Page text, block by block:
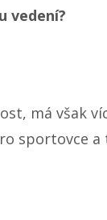
vedení?
má však
sportovce a